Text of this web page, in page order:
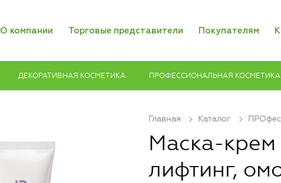
О компании Торговые представители Покупателям
ДЕКОРАТИВНАЯ КОСМЕТИКА ПРОФЕССИОНАЛЬНАЯ КОСМЕТИКА
Главная Каталог
Маска-крем
лифтинг,